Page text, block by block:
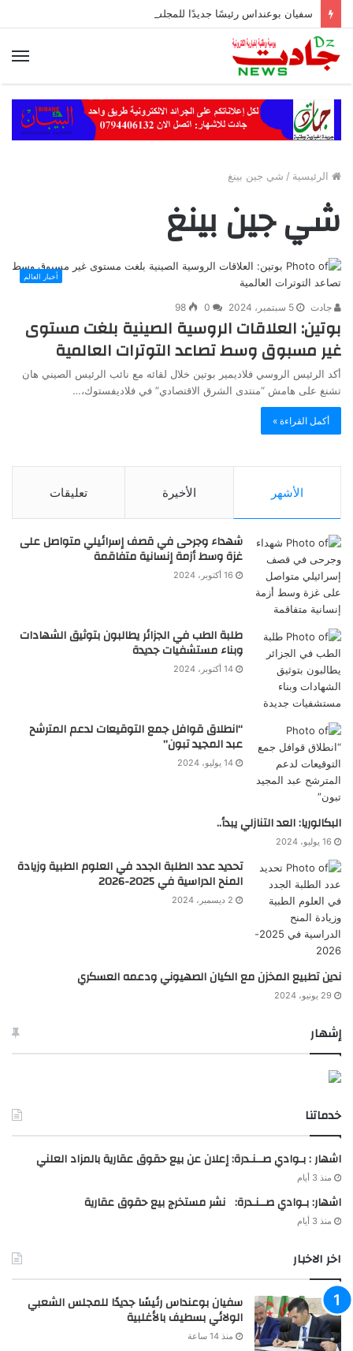
الرئيسية / شي جين بينغ
شي جين بينغ
أخبار العالم
جادت 5 سبتمبر، 2024 0
98
بوتين: العلاقات الروسية الصينية بلغت مستوى
غير مسبوق وسط تصاعد التوترات العالمية
أكد الرئيس الروسي فلاديمير بوتين خلال لقائه مع نائب الرئيس الصيني هان
تشنغ على هامش “منتدى الشرق الاقتصادي” في فلاديفستوك،…
أكمل القراءة »
الأشهر الأخيرة تعليقات
شهداء وجرحى في قصف إسرائيلي متواصل على
غزة وسط أزمة إنسانية متفاقمة
16 أكتوبر، 2024
طلبة الطب في الجزائر يطالبون بتوثيق الشهادات
وبناء مستشفيات جديدة
14 أكتوبر، 2024
“انطلاق قوافل جمع التوقيعات لدعم المترشح
عبد المجيد تبون”
14 يوليو، 2024
البكالوريا: العد التنازلي يبدأ..
16 يوليو، 2024
تحديد عدد الطلبة الجدد في العلوم الطبية وزيادة
المنح الدراسية في 2025-2026
2 ديسمبر، 2024
ندين تطبيع المخزن مع الكيان الصهيوني ودعمه العسكري
29 يونيو، 2024
إشهار
خدماتنا
اشهار : بـوادي صــنـدرة: إعلان عن بيع حقوق عقارية بالمزاد العلني
منذ 3 أيام
اشهار: بـوادي صــنـدرة: نشر مستخرج بيع حقوق عقارية
منذ 3 أيام
اخر الاخبار
سفيان بوعنداس رئيسًا جديدًا للمجلس الشعبي
الولائي بسطيف بالأغلبية
منذ 14 ساعة